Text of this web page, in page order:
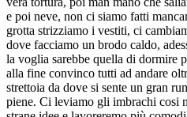
e poi neve, non ci siamo fatti
grotta strizziamo i vestiti, ci
dove facciamo un brodo caldo,
la voglia sarebbe quella di dormire
alla fine convinco tutti ad andare
strettoia da dove si sente un gran
piene. Ci leviamo gli imbrachi cosi